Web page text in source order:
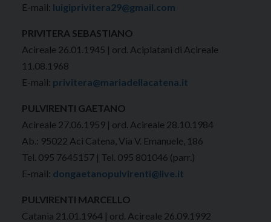
E-mail: luigiprivitera29@gmail.com
PRIVITERA SEBASTIANO
Acireale 26.01.1945 | ord. Aciplatani di Acireale
11.08.1968
E-mail: privitera@mariadellacatena.it
PULVIRENTI GAETANO
Acireale 27.06.1959 | ord. Acireale 28.10.1984
Ab.: 95022 Aci Catena, Via V. Emanuele, 186
Tel. 095 7645157 | Tel. 095 801046 (parr.)
E-mail: dongaetanopulvirenti@live.it
PULVIRENTI MARCELLO
Catania 21.01.1964 | ord. Acireale 26.09.1992